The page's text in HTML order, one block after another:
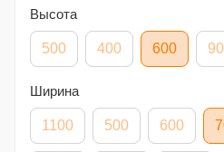
Высота
500 400 600
Ширина
1100 500 600